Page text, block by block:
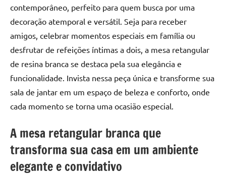
contemporâneo, perfeito para quem busca por uma
decoração atemporal e versátil. Seja para receber
amigos, celebrar momentos especiais em família ou
desfrutar de refeições íntimas a dois, a mesa retangular
de resina branca se destaca pela sua elegância e
funcionalidade. Invista nessa peça única e transforme sua
sala de jantar em um espaço de beleza e conforto, onde
cada momento se torna uma ocasião especial.
A mesa retangular branca que
transforma sua casa em um ambiente
elegante e convidativo